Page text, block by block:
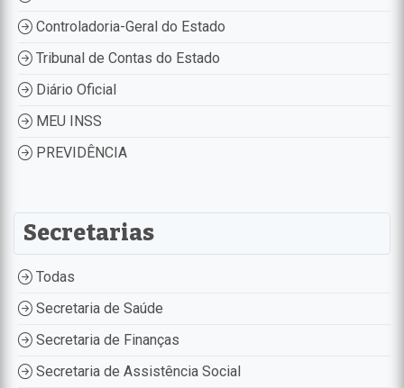
Controladoria-Geral do Estado
Tribunal de Contas do Estado
Diário Oficial
MEU INSS
PREVIDÊNCIA
Secretarias
Todas
Secretaria de Saúde
Secretaria de Finanças
Secretaria de Assistência Social